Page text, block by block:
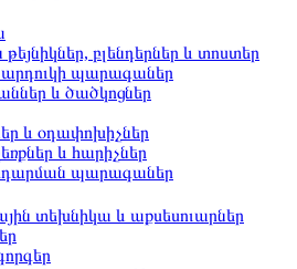
բլենդերներ և տոստեր
արդուկի պարագաներ
և ծածկոցներ
և օդափոխիչներ
և հարիչներ
պարագաներ
տեխնիկա և աքսեսուարներ